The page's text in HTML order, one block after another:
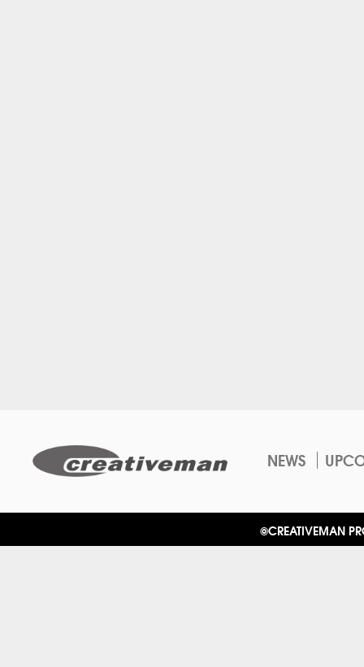
NEWS
©CREATIVEMAN